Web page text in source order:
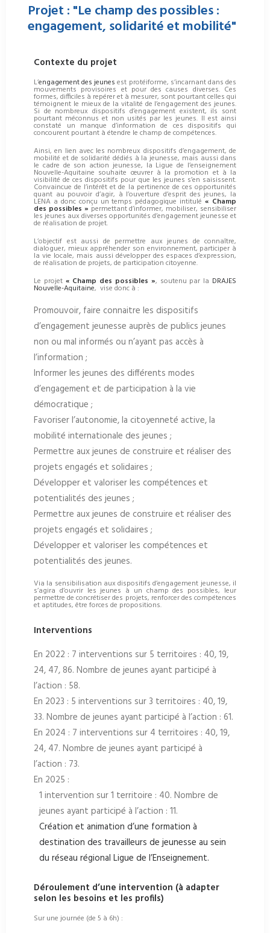
Projet : "Le champ des possibles :
engagement, solidarité et mobilité"
Contexte du projet
L’engagement des jeunes est protéiforme, s’incarnant dans des
mouvements provisoires et pour des causes diverses. Ces
formes, difficiles à repérer et à mesurer, sont pourtant celles qui
témoignent le mieux de la vitalité de l’engagement des jeunes.
Si de nombreux dispositifs d’engagement existent, ils sont
pourtant méconnus et non usités par les jeunes. Il est ainsi
constaté un manque d’information de ces dispositifs qui
concourent pourtant à étendre le champ de compétences.
Ainsi, en lien avec les nombreux dispositifs d’engagement, de
mobilité et de solidarité dédiés à la jeunesse, mais aussi dans
le cadre de son action jeunesse, la Ligue de l’enseignement
Nouvelle-Aquitaine souhaite œuvrer à la promotion et à la
visibilité de ces dispositifs pour que les jeunes s’en saisissent.
Convaincue de l’intérêt et de la pertinence de ces opportunités
quant au pouvoir d’agir, à l’ouverture d’esprit des jeunes, la
LENA a donc conçu un temps pédagogique intitulé« Champ
des possibles » permettant d’informer, mobiliser, sensibiliser
les jeunes aux diverses opportunités d’engagement jeunesse et
de réalisation de projet.
L’objectif est aussi de permettre aux jeunes de connaître,
dialoguer, mieux appréhender son environnement, participer à
la vie locale, mais aussi développer des espaces d’expression,
de réalisation de projets, de participation citoyenne.
Le projet « Champ des possibles », soutenu par la DRAJES
Nouvelle-Aquitaine, vise donc à :
Promouvoir, faire connaitre les dispositifs
d’engagement jeunesse auprès de publics jeunes
non ou mal informés ou n’ayant pas accès à
l’information ;
Informer les jeunes des différents modes
d’engagement et de participation à la vie
démocratique ;
Favoriser l’autonomie, la citoyenneté active, la
mobilité internationale des jeunes ;
Permettre aux jeunes de construire et réaliser des
projets engagés et solidaires ;
Développer et valoriser les compétences et
potentialités des jeunes ;
Permettre aux jeunes de construire et réaliser des
projets engagés et solidaires ;
Développer et valoriser les compétences et
potentialités des jeunes.
Via la sensibilisation aux dispositifs d’engagement jeunesse, il
s’agira d’ouvrir les jeunes à un champ des possibles, leur
permettre de concrétiser des projets, renforcer des compétences
et aptitudes, être forces de propositions.
Interventions
En 2022 : 7 interventions sur 5 territoires : 40, 19,
24, 47, 86. Nombre de jeunes ayant participé à
l’action : 58.
En 2023 : 5 interventions sur 3 territoires : 40, 19,
33. Nombre de jeunes ayant participé à l’action : 61.
En 2024 : 7 interventions sur 4 territoires : 40, 19,
24, 47. Nombre de jeunes ayant participé à
l’action : 73.
En 2025 :
1 intervention sur 1 territoire : 40. Nombre de
jeunes ayant participé à l’action : 11.
Création et animation d’une formation à
destination des travailleurs de jeunesse au sein
du réseau régional Ligue de l’Enseignement.
Déroulement d’une intervention (à adapter
selon les besoins et les profils)
Sur une journée (de 5 à 6h) :